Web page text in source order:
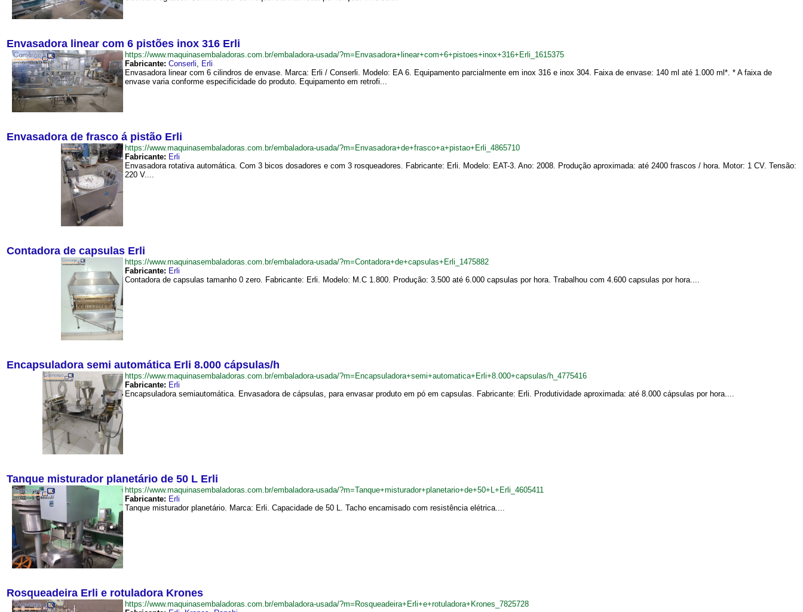
Envasadora linear com 6 pistões inox 316 Erli
https://www.maquinasembaladoras.com.br/embaladora-usada/?m=Envasadora+linear+com+6+pistoes+inox+316+Erli_1615375
Fabricante: Conserli, Erli
Envasadora linear com 6 cilindros de envase. Marca: Erli / Conserli. Modelo: EA 6. Equipamento parcialmente em inox 316 e inox 304. Faixa de envase: 140 ml até 1.000 ml*. * A faixa de
envase varia conforme especificidade do produto. Equipamento em retrofi...
Envasadora de frasco á pistão Erli
https://www.maquinasembaladoras.com.br/embaladora-usada/?m=Envasadora+de+frasco+a+pistao+Erli_4865710
Fabricante: Erli
Envasadora rotativa automática. Com 3 bicos dosadores e com 3 rosqueadores. Fabricante: Erli. Modelo: EAT-3. Ano: 2008. Produção aproximada: até 2400 frascos / hora. Motor: 1 CV. Tensão:
220 V....
Contadora de capsulas Erli
https://www.maquinasembaladoras.com.br/embaladora-usada/?m=Contadora+de+capsulas+Erli_1475882
Fabricante: Erli
Contadora de capsulas tamanho 0 zero. Fabricante: Erli. Modelo: M.C 1.800. Produção: 3.500 até 6.000 capsulas por hora. Trabalhou com 4.600 capsulas por hora....
Encapsuladora semi automática Erli 8.000 cápsulas/h
https://www.maquinasembaladoras.com.br/embaladora-usada/?m=Encapsuladora+semi+automatica+Erli+8.000+capsulas/h_4775416
Fabricante: Erli
Encapsuladora semiautomática. Envasadora de cápsulas, para envasar produto em pó em capsulas. Fabricante: Erli. Produtividade aproximada: até 8.000 cápsulas por hora....
Tanque misturador planetário de 50 L Erli
https://www.maquinasembaladoras.com.br/embaladora-usada/?m=Tanque+misturador+planetario+de+50+L+Erli_4605411
Fabricante: Erli
Tanque misturador planetário. Marca: Erli. Capacidade de 50 L. Tacho encamisado com resistência elétrica....
Rosqueadeira Erli e rotuladora Krones
https://www.maquinasembaladoras.com.br/embaladora-usada/?m=Rosqueadeira+Erli+e+rotuladora+Krones_7825728